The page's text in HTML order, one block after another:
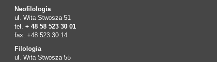
Neofilologia
ul. Wita Stwosza 51
tel. + 48 58 523 30 01
fax. +48 523 30 14
Filologia
ul. Wita Stwosza 55